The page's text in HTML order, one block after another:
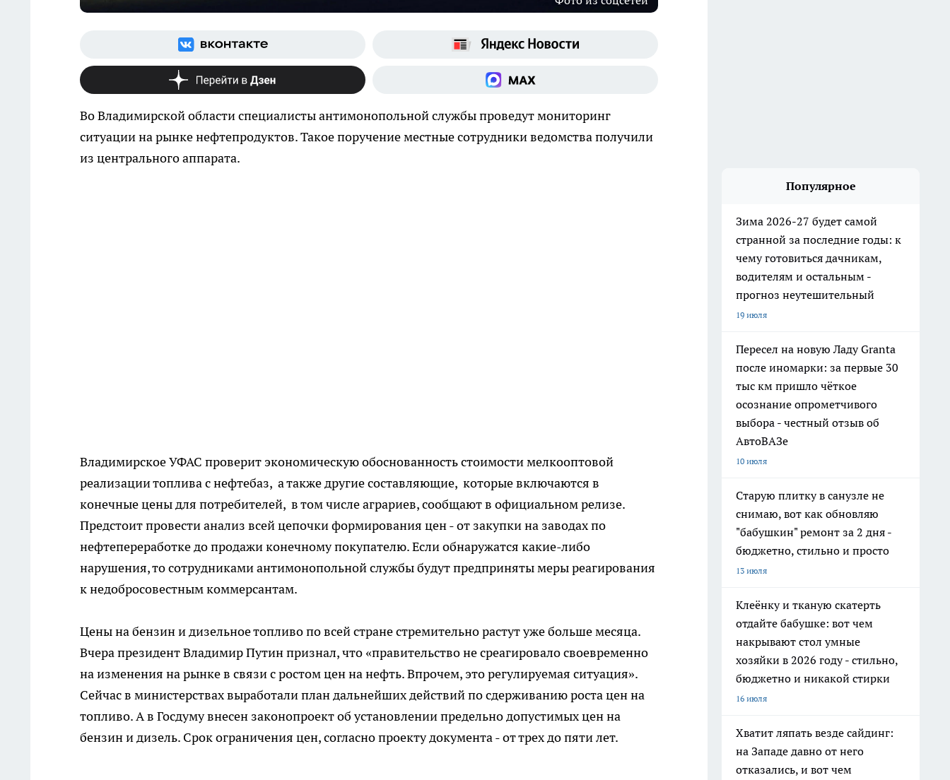
Во Владимирской области специалисты антимонопольной службы проведут мониторинг
ситуации на рынке нефтепродуктов. Такое поручение местные сотрудники ведомства получили
из центрального аппарата.
Владимирское УФАС проверит экономическую обоснованность стоимости мелкооптовой
реализации топлива с нефтебаз, а также другие составляющие, которые включаются в
конечные цены для потребителей, в том числе аграриев, сообщают в официальном релизе.
Предстоит провести анализ всей цепочки формирования цен - от закупки на заводах по
нефтепереработке до продажи конечному покупателю. Если обнаружатся какие-либо
нарушения, то сотрудниками антимонопольной службы будут предприняты меры реагирования
к недобросовестным коммерсантам.
Цены на бензин и дизельное топливо по всей стране стремительно растут уже больше месяца.
Вчера президент Владимир Путин признал, что «правительство не среагировало своевременно
на изменения на рынке в связи с ростом цен на нефть. Впрочем, это регулируемая ситуация».
Сейчас в министерствах выработали план дальнейших действий по сдерживанию роста цен на
топливо. А в Госдуму внесен законопроект об установлении предельно допустимых цен на
бензин и дизель. Срок ограничения цен, согласно проекту документа - от трех до пяти лет.
Популярное
Зима 2026-27 будет самой
странной за последние годы: к
чему готовиться дачникам,
водителям и остальным -
прогноз неутешительный
19 июля
Пересел на новую Ладу Granta
после иномарки: за первые 30
тыс км пришло чёткое
осознание опрометчивого
выбора - честный отзыв об
АвтоВАЗе
10 июля
Старую плитку в санузле не
снимаю, вот как обновляю
"бабушкин" ремонт за 2 дня -
бюджетно, стильно и просто
13 июля
Клеёнку и тканую скатерть
отдайте бабушке: вот чем
накрывают стол умные
хозяйки в 2026 году - стильно,
бюджетно и никакой стирки
16 июля
Хватит ляпать везде сайдинг:
на Западе давно от него
отказались, и вот чем